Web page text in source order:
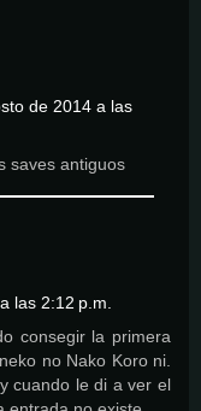
de 2014 a las
saves antiguos
las 2:12 p.m.
consegir la primera
no Nako Koro ni.
cuando le di a ver el